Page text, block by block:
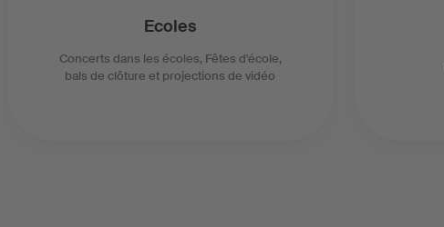
Ecoles
Concerts dans les écoles, Fêtes d'école,
bals de clôture et projections de vidéo